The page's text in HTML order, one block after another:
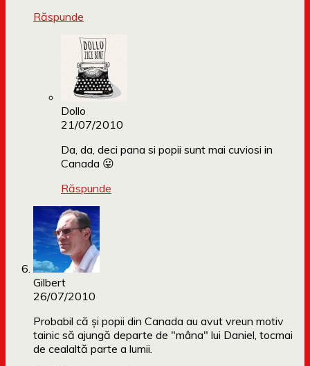
Răspunde
Dollo
21/07/2010
Da, da, deci pana si popii sunt mai cuviosi in
Canada 😛
Răspunde
Gilbert
26/07/2010
Probabil că şi popii din Canada au avut vreun motiv
tainic să ajungă departe de "mâna" lui Daniel, tocmai
de cealaltă parte a lumii.